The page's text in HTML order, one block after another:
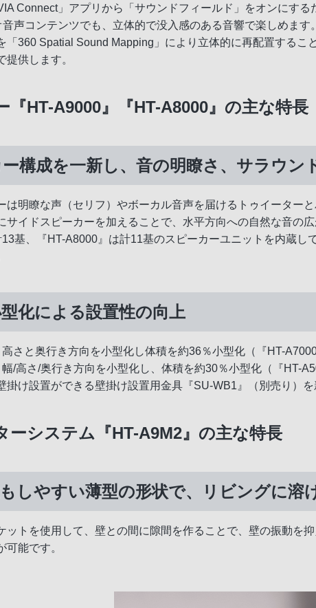
Connect」アプリから「サウンドフィールド」をオンにす
声コンテンツでも、立体的で没入感のある音響で楽しめま
「360 Spatial Sound Mapping」により立体的に再配置する
提供します。
『HT-A9000』『HT-A8000』の主な特長
構成を一新し、音の明瞭さ、サラウン
は明瞭な声（セリフ）やボーカル音声を届けるトゥイーター
サイドスピーカーを加えることで、水平方向への自然な音の
13基、『HT-A8000』は計11基のスピーカーユニットを内蔵
化による設置性の向上
高さと奥行き方向を小型化し体積を約36％小型化（『HT-
幅/高さ/奥行き方向を小型化し、体積を約30％小型化（『HT-
掛け設置ができる壁掛け設置用金具『SU-WB1』（別売り）
ーシステム『HT-A9M2』の主な特長
しやすい薄型の形状で、リビングに溶
ットを使用して、壁との間に隙間を作ることで、壁の振動を
可能です。